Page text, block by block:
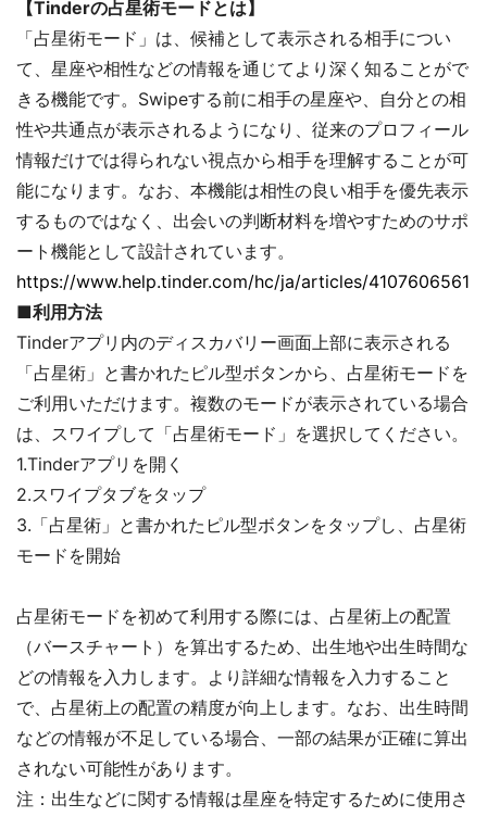
【Tinderの占星術モードとは】
「占星術モード」は、候補として表示される相手につい
て、星座や相性などの情報を通じてより深く知ることがで
きる機能です。Swipeする前に相手の星座や、自分との相
性や共通点が表示されるようになり、従来のプロフィール
情報だけでは得られない視点から相手を理解することが可
能になります。なお、本機能は相性の良い相手を優先表示
するものではなく、出会いの判断材料を増やすためのサポ
ート機能として設計されています。
https://www.help.tinder.com/hc/ja/articles/
■利用方法
Tinderアプリ内のディスカバリー画面上部に表示される
「占星術」と書かれたピル型ボタンから、占星術モードを
ご利用いただけます。複数のモードが表示されている場合
は、スワイプして「占星術モード」を選択してください。
1.Tinderアプリを開く
2.スワイプタブをタップ
3.「占星術」と書かれたピル型ボタンをタップし、占星術
モードを開始
占星術モードを初めて利用する際には、占星術上の配置
（バースチャート）を算出するため、出生地や出生時間な
どの情報を入力します。より詳細な情報を入力すること
で、占星術上の配置の精度が向上します。なお、出生時間
などの情報が不足している場合、一部の結果が正確に算出
されない可能性があります。
注：出生などに関する情報は星座を特定するために使用さ